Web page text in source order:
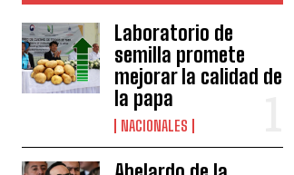
Laboratorio de
semilla promete
mejorar la calidad de
la papa
NACIONALES